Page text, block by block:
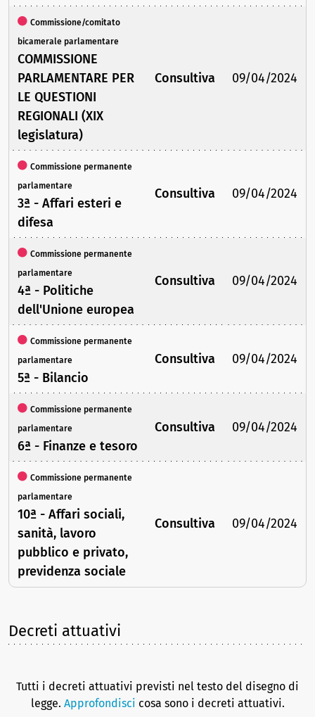
Commissione/comitato
bicamerale parlamentare
COMMISSIONE
PARLAMENTARE PER
LE QUESTIONI
REGIONALI (XIX
legislatura)
Consultiva 09/04/2024
Commissione permanente
parlamentare
3ª - Affari esteri e
difesa
Consultiva 09/04/2024
Commissione permanente
parlamentare
4ª - Politiche
dell'Unione europea
Consultiva 09/04/2024
Commissione permanente
parlamentare
5ª - Bilancio
Consultiva 09/04/2024
Commissione permanente
parlamentare
6ª - Finanze e tesoro
Consultiva 09/04/2024
Commissione permanente
parlamentare
10ª - Affari sociali,
sanità, lavoro
pubblico e privato,
previdenza sociale
Consultiva 09/04/2024
Decreti attuativi
Tutti i decreti attuativi previsti nel testo del disegno di
legge. Approfondisci cosa sono i decreti attuativi.